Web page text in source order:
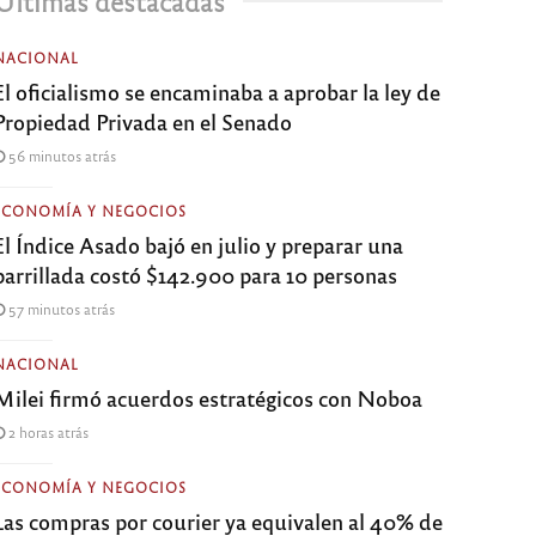
oficialismo se encaminaba a aprobar la ley de
Privada en el Senado
56 minutos atrás
Y NEGOCIOS
Índice Asado bajó en julio y preparar una
costó $142.900 para 10 personas
57 minutos atrás
firmó acuerdos estratégicos con Noboa
2 horas atrás
Y NEGOCIOS
compras por courier ya equivalen al 40% de